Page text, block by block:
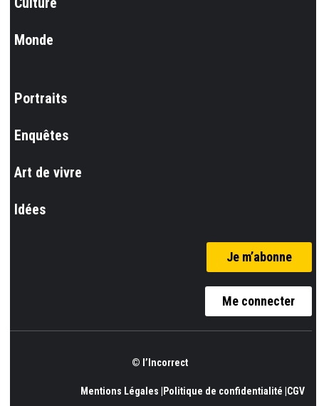
Monde
Portraits
Enquêtes
Art de vivre
Idées
Je m’abonne
Me connecter
© l’Incorrect
Mentions Légales | Politique de confidentialité | CGV